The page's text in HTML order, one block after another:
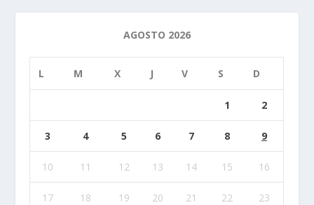
AGOSTO 2026
L M X J V S D
1 2
3 4 5 6 7 8 9
10 11 12 13 14 15 16
17 18 19 20 21 22 23